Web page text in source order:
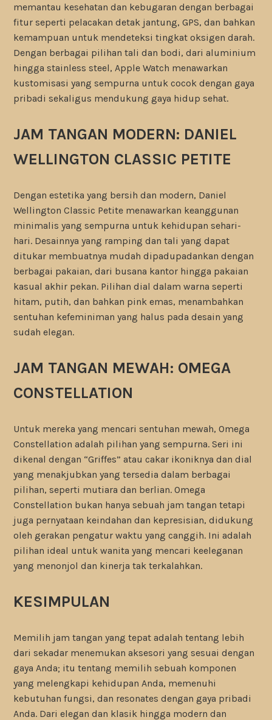
memantau kesehatan dan kebugaran dengan berbagai
fitur seperti pelacakan detak jantung, GPS, dan bahkan
kemampuan untuk mendeteksi tingkat oksigen darah.
Dengan berbagai pilihan tali dan bodi, dari aluminium
hingga stainless steel, Apple Watch menawarkan
kustomisasi yang sempurna untuk cocok dengan gaya
pribadi sekaligus mendukung gaya hidup sehat.
JAM TANGAN MODERN: DANIEL
WELLINGTON CLASSIC PETITE
Dengan estetika yang bersih dan modern, Daniel
Wellington Classic Petite menawarkan keanggunan
minimalis yang sempurna untuk kehidupan sehari-
hari. Desainnya yang ramping dan tali yang dapat
ditukar membuatnya mudah dipadupadankan dengan
berbagai pakaian, dari busana kantor hingga pakaian
kasual akhir pekan. Pilihan dial dalam warna seperti
hitam, putih, dan bahkan pink emas, menambahkan
sentuhan kefeminiman yang halus pada desain yang
sudah elegan.
JAM TANGAN MEWAH: OMEGA
CONSTELLATION
Untuk mereka yang mencari sentuhan mewah, Omega
Constellation adalah pilihan yang sempurna. Seri ini
dikenal dengan “Griffes” atau cakar ikoniknya dan dial
yang menakjubkan yang tersedia dalam berbagai
pilihan, seperti mutiara dan berlian. Omega
Constellation bukan hanya sebuah jam tangan tetapi
juga pernyataan keindahan dan kepresisian, didukung
oleh gerakan pengatur waktu yang canggih. Ini adalah
pilihan ideal untuk wanita yang mencari keeleganan
yang menonjol dan kinerja tak terkalahkan.
KESIMPULAN
Memilih jam tangan yang tepat adalah tentang lebih
dari sekadar menemukan aksesori yang sesuai dengan
gaya Anda; itu tentang memilih sebuah komponen
yang melengkapi kehidupan Anda, memenuhi
kebutuhan fungsi, dan resonates dengan gaya pribadi
Anda. Dari elegan dan klasik hingga modern dan